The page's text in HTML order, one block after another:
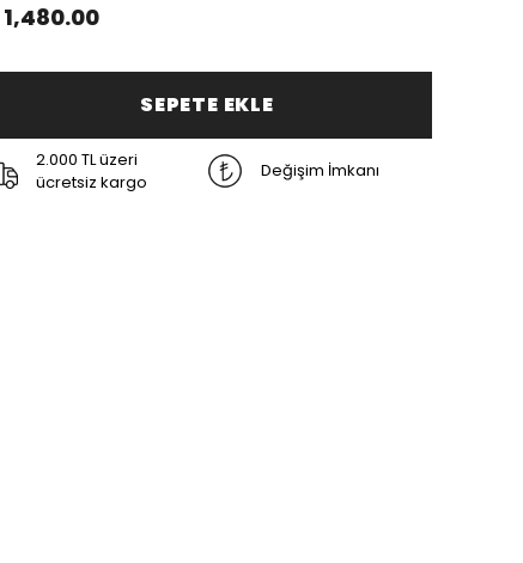
SEPETE EKLE
2.000 TL üzeri
ücretsiz kargo
Değişim İmkanı